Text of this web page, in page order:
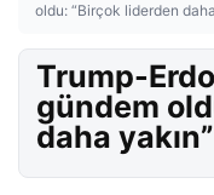
oldu: “Birçok liderden
Trump-
gündem
daha yakın”